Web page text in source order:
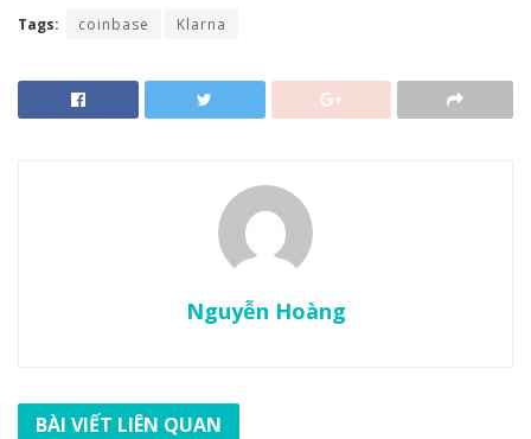
Tags: coinbase Klarna
Nguyễn Hoàng
BÀI VIẾT LIÊN QUAN